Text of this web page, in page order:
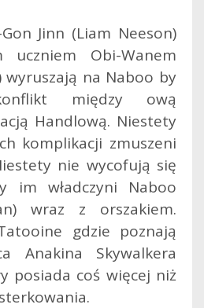
Jinn (Liam Neeson)
Obi-Wanem
wyruszają na Naboo by
między ową
Handlową. Niestety
komplikacji zmuszeni
nie wycofują się
im władczyni Naboo
wraz z orszakiem.
gdzie poznają
Anakina Skywalkera
posiada coś więcej niż